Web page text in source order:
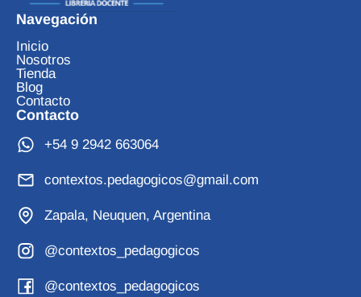
Navegación
Inicio
Nosotros
Tienda
Blog
Contacto
Contacto
+54 9 2942 663064
contextos.pedagogicos@gmail.com
Zapala, Neuquen, Argentina
@contextos_pedagogicos
@contextos_pedagogicos